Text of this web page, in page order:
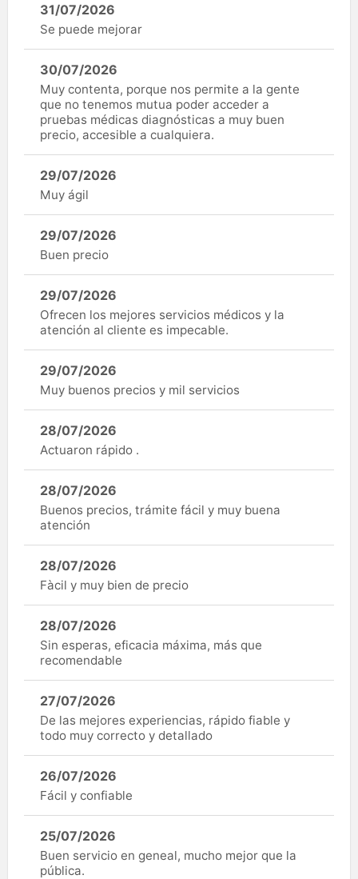
31/07/2026
Se puede mejorar
30/07/2026
Muy contenta, porque nos permite a la gente
que no tenemos mutua poder acceder a
pruebas médicas diagnósticas a muy buen
precio, accesible a cualquiera.
29/07/2026
Muy ágil
29/07/2026
Buen precio
29/07/2026
Ofrecen los mejores servicios médicos y la
atención al cliente es impecable.
29/07/2026
Muy buenos precios y mil servicios
28/07/2026
Actuaron rápido .
28/07/2026
Buenos precios, trámite fácil y muy buena
atención
28/07/2026
Fàcil y muy bien de precio
28/07/2026
Sin esperas, eficacia máxima, más que
recomendable
27/07/2026
De las mejores experiencias, rápido fiable y
todo muy correcto y detallado
26/07/2026
Fácil y confiable
25/07/2026
Buen servicio en geneal, mucho mejor que la
pública.